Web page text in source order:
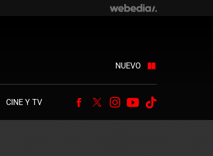
NUEVO
CINE Y TV Facebook
TwitterInstagram
Youtube